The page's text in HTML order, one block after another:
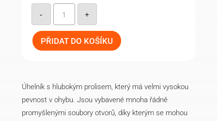
-
KP1
úhelník
s
prolisem
90x90x65x2,5
mm
(20
+
PŘIDAT DO KOŠÍKU
Úhelník s hlubokým prolisem, který má velmi vysokou
pevnost v ohybu. Jsou vybavené mnoha řádně
promyšlenými soubory otvorů, díky kterým se mohou